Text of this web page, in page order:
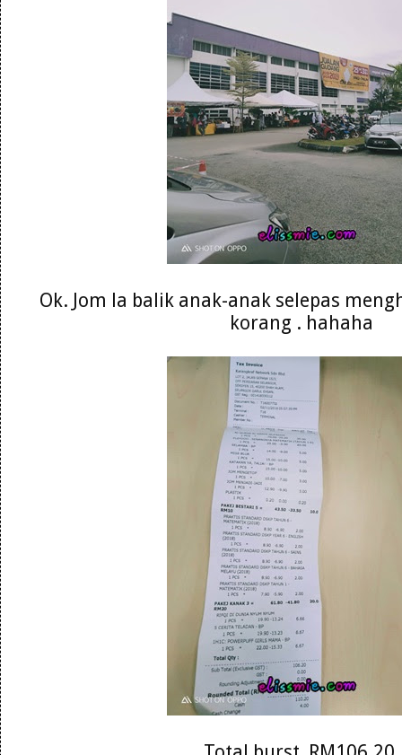
Ok. Jom la balik anak-anak selepas
korang . hahaha